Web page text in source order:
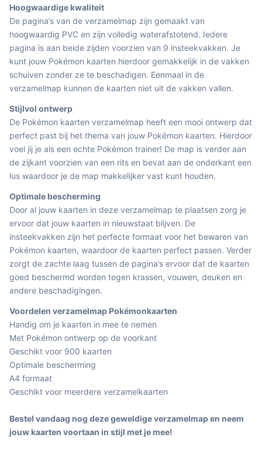
Hoogwaardige kwaliteit
De pagina’s van de verzamelmap zijn gemaakt van
hoogwaardig PVC en zijn volledig waterafstotend. Iedere
pagina is aan beide zijden voorzien van 9 insteekvakken. Je
kunt jouw Pokémon kaarten hierdoor gemakkelijk in de vakken
schuiven zonder ze te beschadigen. Eenmaal in de
verzamelmap kunnen de kaarten niet uit de vakken vallen.
Stijlvol ontwerp
De Pokémon kaarten verzamelmap heeft een mooi ontwerp dat
perfect past bij het thema van jouw Pokémon kaarten. Hierdoor
voel jij je als een echte Pokémon trainer! De map is verder aan
de zijkant voorzien van een rits en bevat aan de onderkant een
lus waardoor je de map makkelijker vast kunt houden.
Optimale bescherming
Door al jouw kaarten in deze verzamelmap te plaatsen zorg je
ervoor dat jouw kaarten in nieuwstaat blijven. De
insteekvakken zijn het perfecte formaat voor het bewaren van
Pokémon kaarten, waardoor de kaarten perfect passen. Verder
zorgt de zachte laag tussen de pagina’s ervoor dat de kaarten
goed beschermd worden tegen krassen, vouwen, deuken en
andere beschadigingen.
Voordelen verzamelmap Pokémonkaarten
Handig om je kaarten in mee te nemen
Met Pokémon ontwerp op de voorkant
Geschikt voor 900 kaarten
Optimale bescherming
A4 formaat
Geschikt voor meerdere verzamelkaarten
Bestel vandaag nog deze geweldige verzamelmap en neem
jouw kaarten voortaan in stijl met je mee!